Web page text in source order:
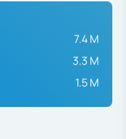
7.4 M
3.3 M
1.5 M